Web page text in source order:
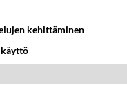
kehittäminen